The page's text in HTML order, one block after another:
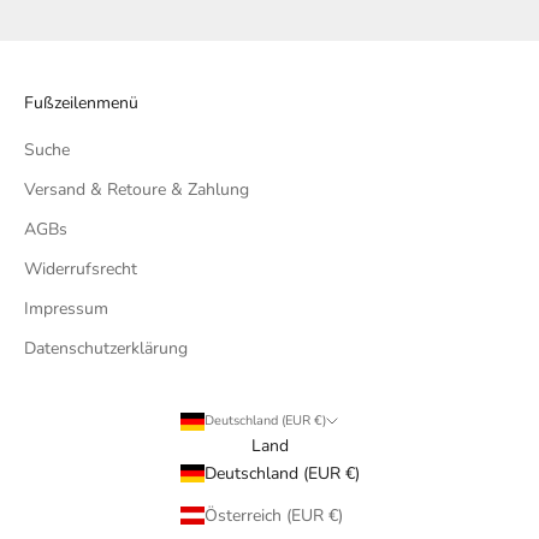
Fußzeilenmenü
Suche
Versand & Retoure & Zahlung
AGBs
Widerrufsrecht
Impressum
Datenschutzerklärung
Deutschland (EUR €)
Land
Deutschland (EUR €)
Österreich (EUR €)